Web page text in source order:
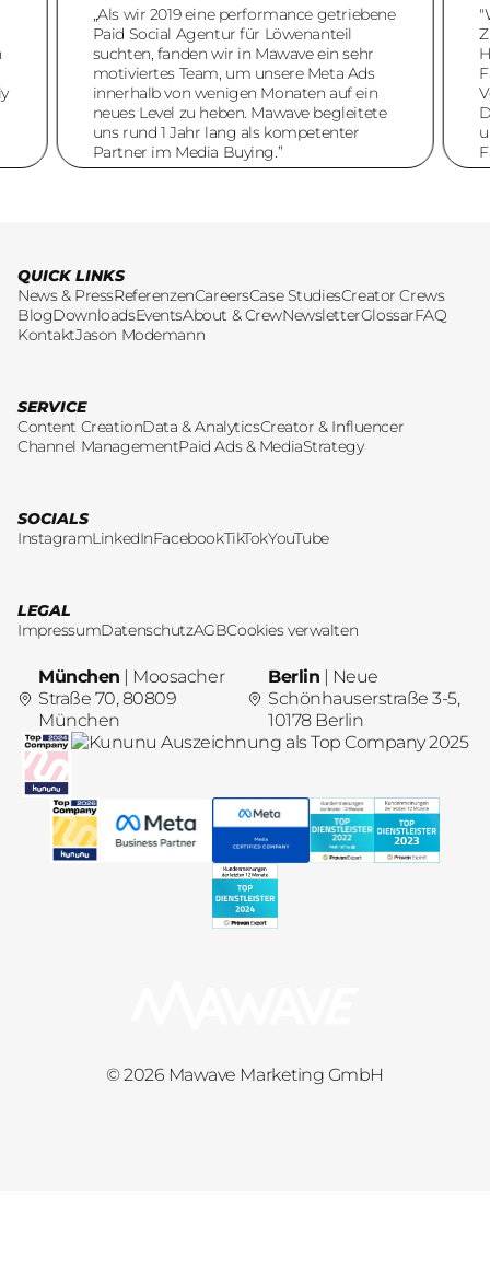
„Als wir 2019 eine performance getriebene
Paid Social Agentur für Löwenanteil
suchten, fanden wir in Mawave ein sehr
motiviertes Team, um unsere Meta Ads
innerhalb von wenigen Monaten auf ein
neues Level zu heben. Mawave begleitete
uns rund 1 Jahr lang als kompetenter
Partner im Media Buying.”
QUICK LINKS
News & PressReferenzenCareersCase StudiesCreator Crews
BlogDownloadsEventsAbout & CrewNewsletterGlossarFAQ
KontaktJason Modemann
SERVICE
Content CreationData & AnalyticsCreator & Influencer
Channel ManagementPaid Ads & MediaStrategy
SOCIALS
InstagramLinkedInFacebookTikTokYouTube
LEGAL
ImpressumDatenschutzAGBCookies verwalten
München | Moosacher
Straße 70, 80809
München
Berlin | Neue
Schönhauserstraße 3-5,
10178 Berlin
© 2026 Mawave Marketing GmbH